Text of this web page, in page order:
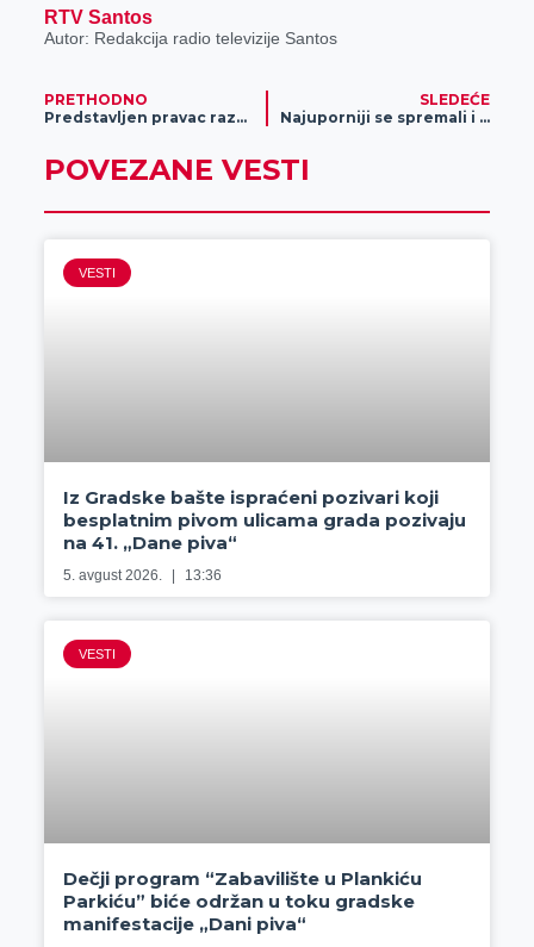
RTV Santos
Autor: Redakcija radio televizije Santos
PRETHODNO
Predstavljen pravac razvoja Opšte bolnice profesorima medicinskog Univerziteta iz Amerike
SLEDEĆE
Najuporniji se spremali i provodili veče pre 1. maja (video)
POVEZANE VESTI
VESTI
Iz Gradske bašte ispraćeni pozivari koji
besplatnim pivom ulicama grada pozivaju
na 41. „Dane piva“
5. avgust 2026. 13:36
VESTI
Dečji program “Zabavilište u Plankiću
Parkiću” biće održan u toku gradske
manifestacije „Dani piva“